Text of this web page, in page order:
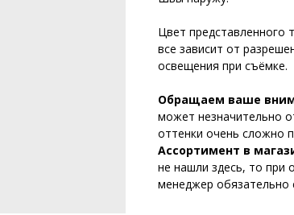
Цвет представленного
все зависит от
освещения при съёмке.
Обращаем ваше
может незначительно
оттенки очень сложно
Ассортимент в
не нашли здесь, то при
менеджер обязательно